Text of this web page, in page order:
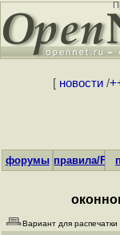
[ новости/
форумы правила/FAQ
Вариант для распечатки